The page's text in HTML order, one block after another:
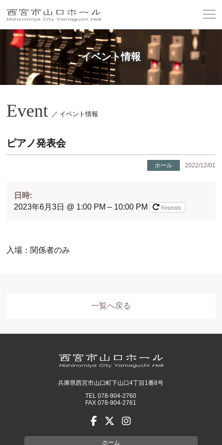
イベント情報
Event ／ イベント情報
ピアノ発表会
ホール 2022/12/01
日時:
2023年6月3日 @ 1:00 PM – 10:00 PM
Repeats
入場：関係者のみ
一覧へ戻る
兵庫県西宮市山口町下山口4丁目1番8号
TEL 078-904-2760
FAX 078-904-2761
ホーム